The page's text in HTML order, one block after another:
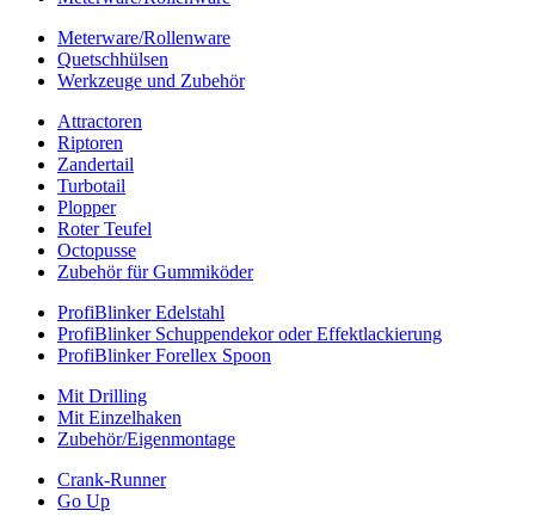
Meterware/Rollenware
Quetschhülsen
Werkzeuge und Zubehör
Attractoren
Riptoren
Zandertail
Turbotail
Plopper
Roter Teufel
Octopusse
Zubehör für Gummiköder
ProfiBlinker Edelstahl
ProfiBlinker Schuppendekor oder Effektlackierung
ProfiBlinker Forellex Spoon
Mit Drilling
Mit Einzelhaken
Zubehör/Eigenmontage
Crank-Runner
Go Up